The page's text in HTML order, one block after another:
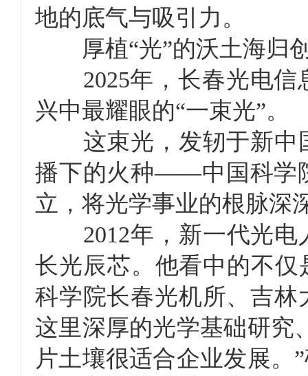
地的底气与吸引力。
厚植“光”的沃土海归
2025年，长春光电信
兴中最耀眼的“一束光”。
这束光，发轫于新中
播下的火种——中国科学
立，将光学事业的根脉深
2012年，新一代光电
长光辰芯。他看中的不
科学院长春光机所、吉
这里深厚的光学基础研究
片土壤很适合企业发展。